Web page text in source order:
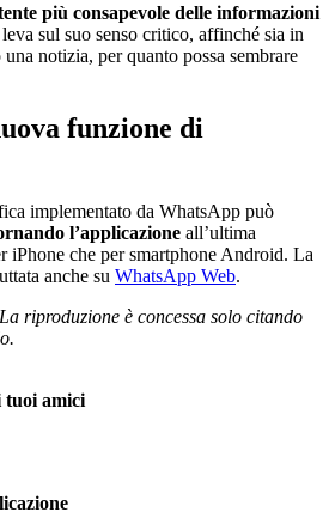
più consapevole delle informazioni
sul suo senso critico, affinché sia in
notizia, per quanto possa sembrare
funzione di
implementato da WhatsApp può
l’applicazione all’ultima
iPhone che per smartphone Android. La
anche su WhatsApp Web.
riproduzione è concessa solo citando
tuoi amici